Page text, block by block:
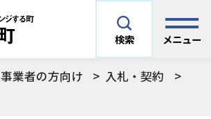
検索 メニュー
安全安心情報
事業者の方向け
入札・契約